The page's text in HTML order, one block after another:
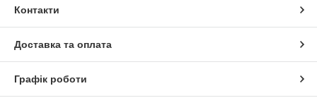
Контакти
Доставка та оплата
Графік роботи